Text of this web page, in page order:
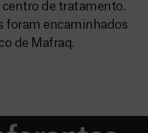
centro de tratamento.
foram encaminhados
de Mafraq.